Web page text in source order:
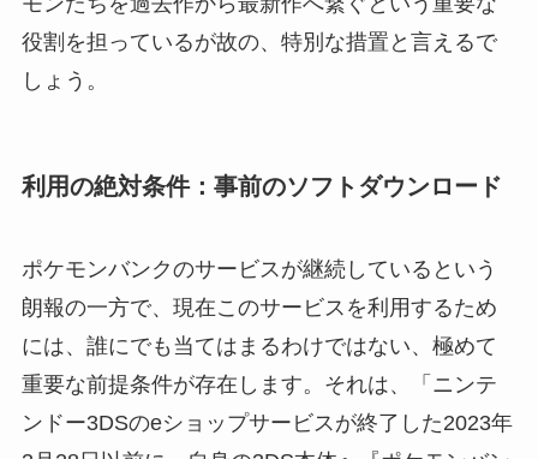
役割を担っているが故の、特別な措置と言えるで
しょう。
利用の絶対条件：事前のソフトダウンロード
ポケモンバンクのサービスが継続しているという
朗報の一方で、現在このサービスを利用するため
には、誰にでも当てはまるわけではない、極めて
重要な前提条件が存在します。それは、「ニンテ
ンドー3DSのeショップサービスが終了した2023年